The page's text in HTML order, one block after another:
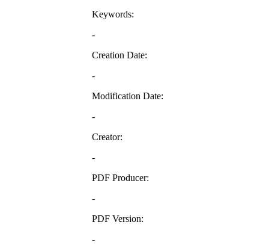
Keywords:
-
Creation Date:
-
Modification Date:
-
Creator:
-
PDF Producer:
-
PDF Version:
-